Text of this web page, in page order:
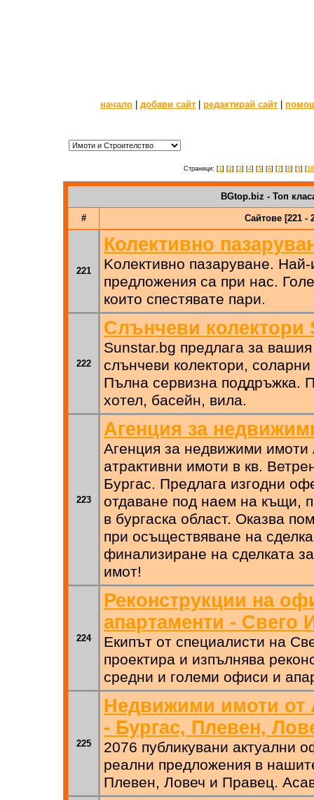
начало добави сайт редактирай сайт
Страници: [1] [2] [3] [4] [5] [6] [7] [8] [9] [10
BGtop.biz - Топ
# Сайтове [221 -
221
Колективно
Kолективно пазаруване. Най-
предложения са при нас.
които спестявате пари.
222
Слънчеви колектори
Sunstar.bg предлага за
слънчеви колектори,
Пълна сервизна поддръжка.
хотел, басейн, вила.
223
Агенция за
Агенция за недвижими
атрактивни имоти в кв.
Бургас. Предлага изгодни
отдаване под наем на къщи,
в бургаска област. Оказва
при осъществяване на
финализиране на сделката
имот!
224
Реконструкции на
апартаменти - Свего
Екипът от специалисти на
проектира и изпълнява
средни и големи офиси и
225
Недвижими имоти от
- Бургас, Плевен,
2076 публикувани актуални
реални предложения в
Плевен, Ловеч и Правец.